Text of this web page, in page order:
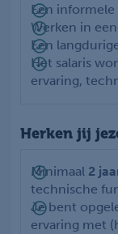
Een
Werken in
Een
Het salaris
ervaring,
Herken jij
Minimaal 2
technische
Je bent
ervaring met